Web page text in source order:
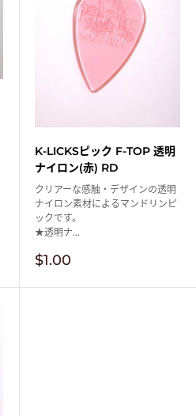
K-LICKSピック F-TOP 透明
ナイロン(赤) RD
クリアーな感触・デザインの透明
ナイロン素材によるマンドリンピ
ックです。
★透明ナ...
販
価
$1.00